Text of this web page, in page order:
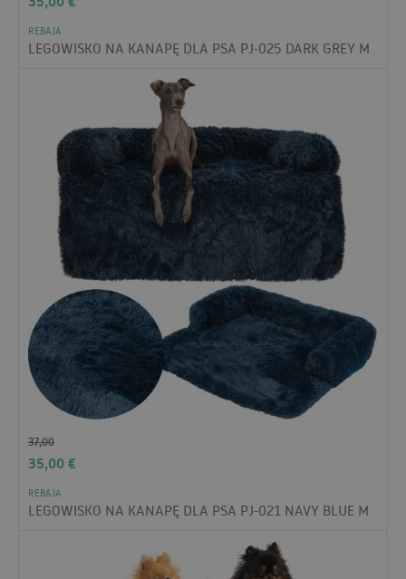
REBAJA
LEGOWISKO NA KANAPĘ DLA PSA PJ-025 DARK GREY M
37,00
35,00€
REBAJA
LEGOWISKO NA KANAPĘ DLA PSA PJ-021 NAVY BLUE M